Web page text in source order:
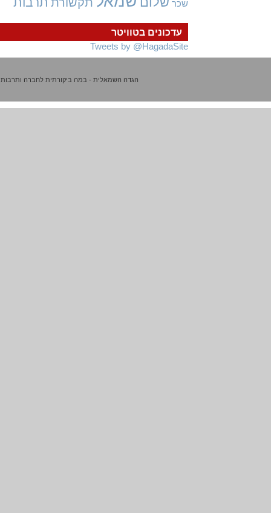
עדכונים בטוויטר
Tweets by @HagadaSite
שכר
הגדה השמאלית - במה ביקורתית לחברה ותרבות